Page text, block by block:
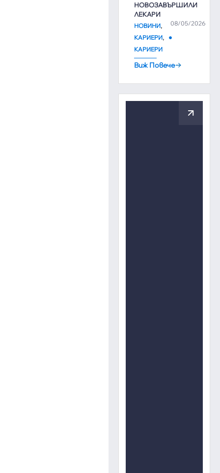
НОВОЗАВЪРШИЛИ
ЛЕКАРИ
08/05/2026
НОВИНИ,
КАРИЕРИ,
КАРИЕРИ
Виж Повече